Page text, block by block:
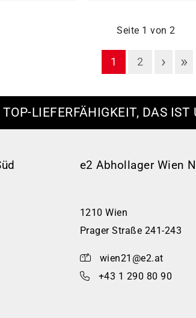
Seite 1 von 2
1 2 › »
LIEFERFÄHIGKEIT, DAS IST
e2 Abhollager Wien
1210 Wien
Prager Straße 241-243
wien21@e2.at
+43 1 290 80 90